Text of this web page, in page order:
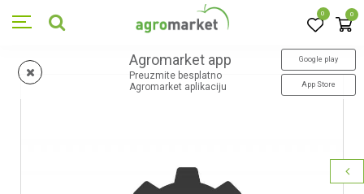
0 0
Agromarket app
Preuzmite besplatno
Agromarket aplikaciju
Google play
App Store